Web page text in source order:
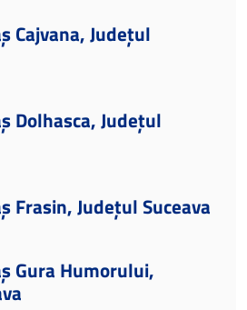
Cajvana, Județul
Dolhasca, Județul
Frasin, Județul Suceava
Gura Humorului,